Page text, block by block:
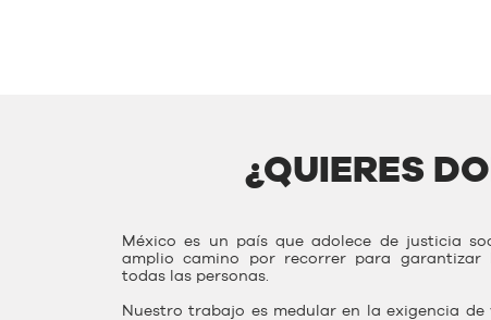
¿QUIERES
México es un país que adolece de justicia
amplio camino por recorrer para garantizar
todas las personas.
Nuestro trabajo es medular en la exigencia